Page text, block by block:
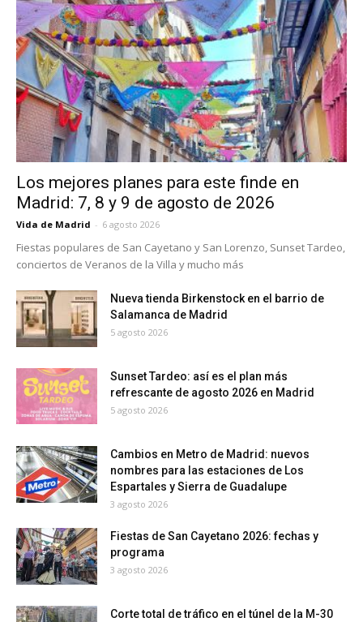
Los mejores planes para este finde en
Madrid: 7, 8 y 9 de agosto de 2026
Vida de Madrid - 6 agosto 2026
Fiestas populares de San Cayetano y San Lorenzo, Sunset Tardeo,
conciertos de Veranos de la Villa y mucho más
Nueva tienda Birkenstock en el barrio de
Salamanca de Madrid
5 agosto 2026
Sunset Tardeo: así es el plan más
refrescante de agosto 2026 en Madrid
5 agosto 2026
Cambios en Metro de Madrid: nuevos
nombres para las estaciones de Los
Espartales y Sierra de Guadalupe
3 agosto 2026
Fiestas de San Cayetano 2026: fechas y
programa
3 agosto 2026
Corte total de tráfico en el túnel de la M-30